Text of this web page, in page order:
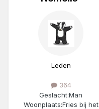
Leden
364
Geslacht:Man
Woonplaats:Fries bij het